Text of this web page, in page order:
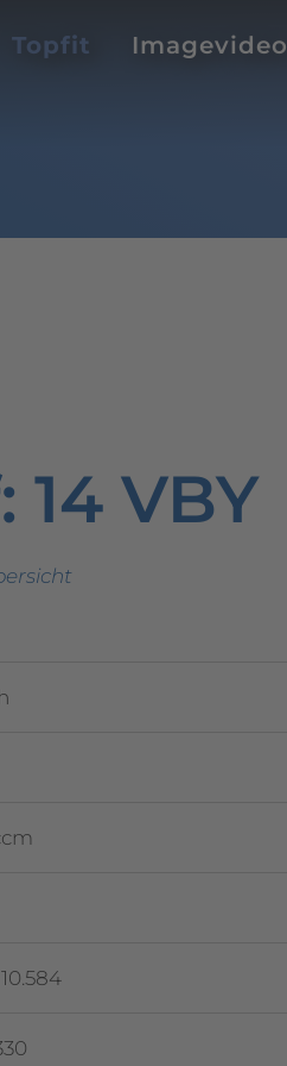
Topfit Imagevideo
: 14 VBY
10.584